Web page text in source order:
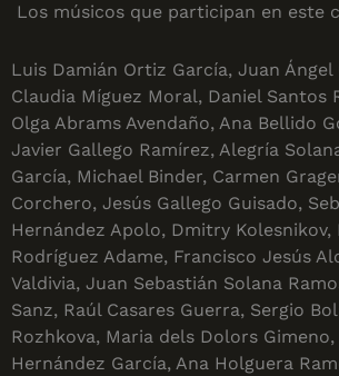
Los músicos que participan en este
Luis Damián Ortiz García, Juan
Claudia Míguez Moral, Daniel Santos
Olga Abrams Avendaño, Ana Bellido
Javier Gallego Ramírez, Alegría
García, Michael Binder, Carmen
Corchero, Jesús Gallego Guisado,
Hernández Apolo, Dmitry Kolesnikov,
Rodríguez Adame, Francisco Jesús
Valdivia, Juan Sebastián Solana
Sanz, Raúl Casares Guerra, Sergio
Rozhkova, Maria dels Dolors
Hernández García, Ana Holguera